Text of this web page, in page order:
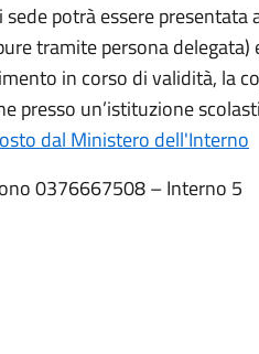
potrà essere presentata
tramite persona
in corso di validità, la
presso un’istituzione
dal Ministero dell'Interno
0376667508 – Interno 5